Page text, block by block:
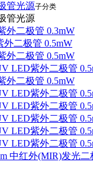
管光源子分类
管光源
外二极管 0.3mW
外二极管 0.5mW
外二极管 0.5mW
LED紫外二极管
外二极管 0.5mW
LED紫外二极管
LED紫外二极管
LED紫外二极管
LED紫外二极管
LED紫外二极管
中红外(MIR)发光